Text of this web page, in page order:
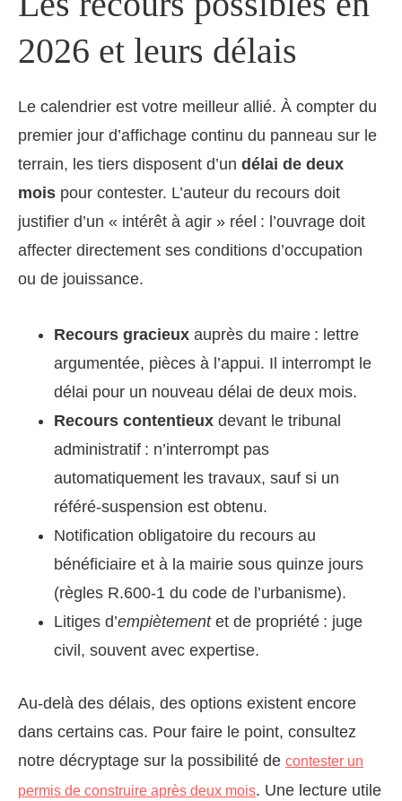
2026 et leurs délais
Le calendrier est votre meilleur allié. À compter du
premier jour d’affichage continu du panneau sur le
terrain, les tiers disposent d’un délai de deux
mois pour contester. L’auteur du recours doit
justifier d’un « intérêt à agir » réel : l’ouvrage doit
affecter directement ses conditions d’occupation
ou de jouissance.
Recours gracieux auprès du maire : lettre
argumentée, pièces à l’appui. Il interrompt le
délai pour un nouveau délai de deux mois.
Recours contentieux devant le tribunal
administratif : n’interrompt pas
automatiquement les travaux, sauf si un
référé-suspension est obtenu.
Notification obligatoire du recours au
bénéficiaire et à la mairie sous quinze jours
(règles R.600-1 du code de l’urbanisme).
Litiges d’empiètementet de propriété : juge
civil, souvent avec expertise.
Au-delà des délais, des options existent encore
dans certains cas. Pour faire le point, consultez
notre décryptage sur la possibilité de contester un
permis de construire après deux mois. Une lecture utile